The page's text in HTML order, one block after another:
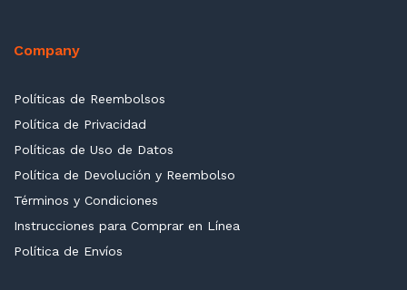
Company
Políticas de Reembolsos
Política de Privacidad
Políticas de Uso de Datos
Política de Devolución y Reembolso
Términos y Condiciones
Instrucciones para Comprar en Línea
Política de Envíos